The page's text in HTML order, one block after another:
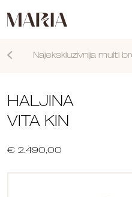
Najekskluzivnija multi
HALJINA
VITA KIN
€ 2.490,00